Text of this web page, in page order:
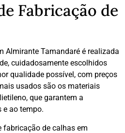
Fabricação de
Almirante Tamandaré é realizada
cuidadosamente escolhidos
qualidade possível, com preços
usados são os materiais
que garantem a
e ao tempo.
fabricação de calhas em